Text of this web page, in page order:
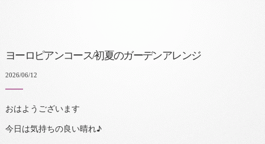
ヨーロピアンコース/初夏のガーデンアレンジ
2026/06/12
おはようございます
今日は気持ちの良い晴れ♪